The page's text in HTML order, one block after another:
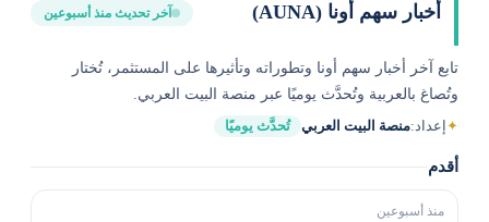
أخبار سهم أونا (AUNA) آخر تحديث منذ أسبوعين
تابع آخر أخبار سهم أونا وتطوراته وتأثيرها على المستثمر، تُختار
وتُصاغ بالعربية وتُحدَّث يوميًا عبر منصة البيت العربي.
✦إعداد:منصة البيت العربي تُحدَّث يوميًا
أقدم
منذ أسبوعين